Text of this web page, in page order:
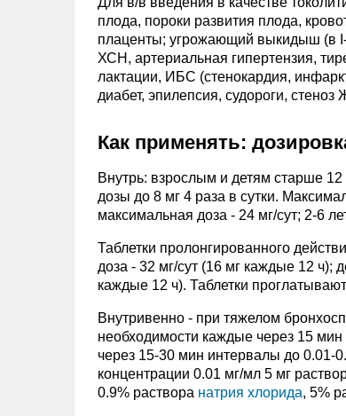
плода, пороки развития плода,
плаценты; угрожающий выкидыш (в
ХСН, артериальная гипертензия,
лактации, ИБС (стенокардия,
диабет, эпилепсия, судороги,
Как применять:
Внутрь: взрослым и детям старше
дозы до 8 мг 4 раза в сутки.
максимальная доза - 24 мг/сут; 2-6
Таблетки пролонгированного
доза - 32 мг/сут (16 мг каждые 12 ч);
каждые 12 ч). Таблетки
Внутривенно - при тяжелом
необходимости каждые через 15
через 15-30 мин интервалы до 0.01-
концентрации 0.01 мг/мл 5 мг
0.9% раствора натрия хлорида, 5%